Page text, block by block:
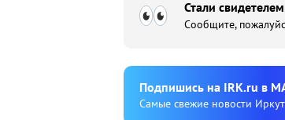
Стали
Сообщите,
Подпишиcь на IRK.ru в
Cамые свежие новости